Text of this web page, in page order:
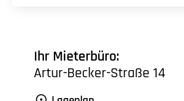
Ihr Mieterbüro:
Artur-Becker-Straße 14